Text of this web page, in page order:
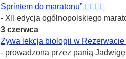
Sprintem do maratonu” 🏃‍♀️🏃‍♂️
- XII edycja ogólnopolskiego
3 czerwca
Żywa lekcja biologii w Rezerwacie
- prowadzona przez panią